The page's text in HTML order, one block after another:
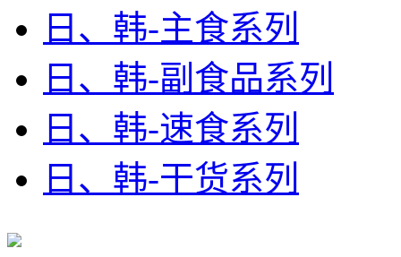
日、韩-主食系列
日、韩-副食品系列
日、韩-速食系列
日、韩-干货系列